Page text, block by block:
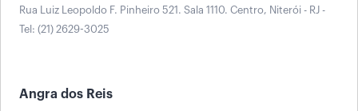
Rua Luiz Leopoldo F. Pinheiro 521. Sala 1110. Centro, Niterói - RJ -
Tel: (21) 2629-3025
Angra dos Reis